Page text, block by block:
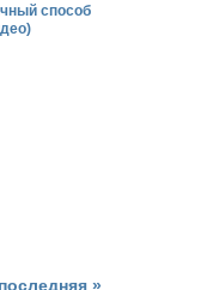
способ
последняя »